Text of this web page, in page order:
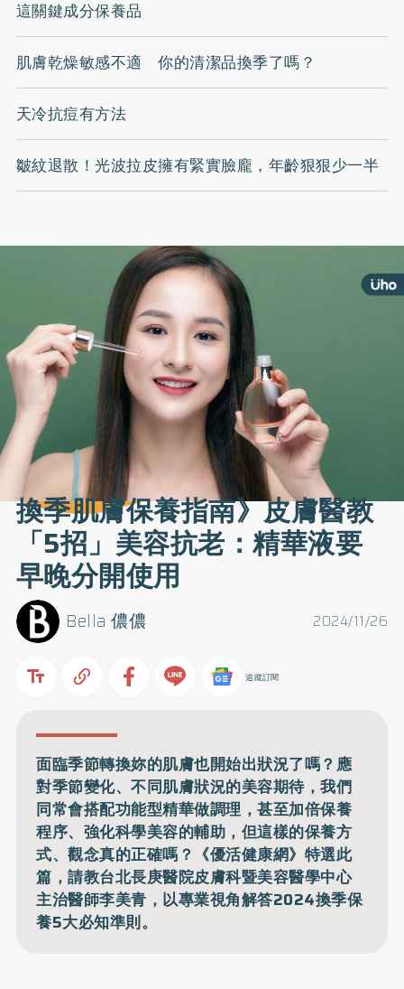
這關鍵成分保養品
肌膚乾燥敏感不適 你的清潔品換季了嗎？
天冷抗痘有方法
皺紋退散！光波拉皮擁有緊實臉龐，年齡狠狠少一半
換季肌膚保養指南》皮膚醫教
「5招」美容抗老：精華液要
早晚分開使用
2024/11/26
Bella 儂儂
追蹤訂閱
面臨季節轉換妳的肌膚也開始出狀況了嗎？應
對季節變化、不同肌膚狀況的美容期待，我們
同常會搭配功能型精華做調理，甚至加倍保養
程序、強化科學美容的輔助，但這樣的保養方
式、觀念真的正確嗎？《優活健康網》特選此
篇，請教台北長庚醫院皮膚科暨美容醫學中心
主治醫師李美青，以專業視角解答2024換季保
養5大必知準則。